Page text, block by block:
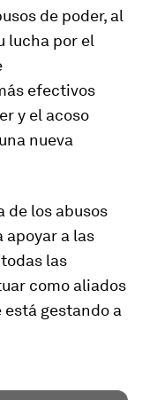
de poder, al
lucha por el
efectivos
y el acoso
nueva
de los abusos
apoyar a las
las
como aliados
gestando a